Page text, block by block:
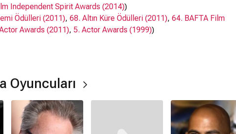
Independent Spirit Awards (2014))
Ödülleri (2011), 68. Altın Küre Ödülleri (2011), 64. BAFTA Film
Awards (2011), 5. Actor Awards (1999))
çekildi?
'da çekilmiştir.
Oyuncuları